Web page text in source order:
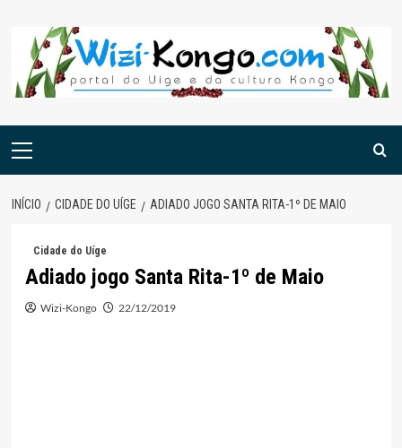
content
Menu
INÍCIO CIDADE DO UÍGE ADIADO JOGO SANTA RITA-1º DE MAIO
Cidade do Uíge
Adiado jogo Santa Rita-1º de Maio
Wizi-Kongo 22/12/2019